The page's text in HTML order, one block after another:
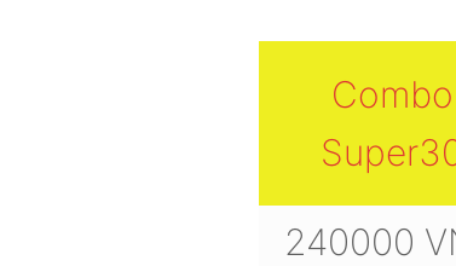
Combo
240000